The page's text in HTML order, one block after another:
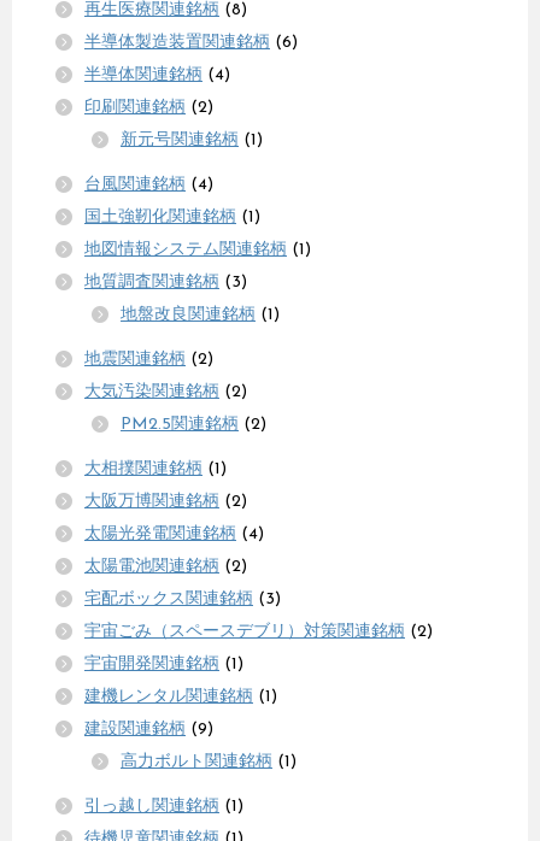
再生医療関連銘柄 (8)
半導体製造装置関連銘柄 (6)
半導体関連銘柄 (4)
印刷関連銘柄 (2)
新元号関連銘柄 (1)
台風関連銘柄 (4)
国土強靭化関連銘柄 (1)
地図情報システム関連銘柄 (1)
地質調査関連銘柄 (3)
地盤改良関連銘柄 (1)
地震関連銘柄 (2)
大気汚染関連銘柄 (2)
PM2.5関連銘柄 (2)
大相撲関連銘柄 (1)
大阪万博関連銘柄 (2)
太陽光発電関連銘柄 (4)
太陽電池関連銘柄 (2)
宅配ボックス関連銘柄 (3)
宇宙ごみ（スペースデブリ）対策関連銘柄 (2)
宇宙開発関連銘柄 (1)
建機レンタル関連銘柄 (1)
建設関連銘柄 (9)
高力ボルト関連銘柄 (1)
引っ越し関連銘柄 (1)